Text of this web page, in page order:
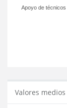
Apoyo de técnicos
Valores